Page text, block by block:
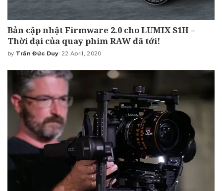
Bản cập nhật Firmware 2.0 cho LUMIX S1H –
Thời đại của quay phim RAW đã tới!
Posted
by Trần Đức Duy 22 April, 2020